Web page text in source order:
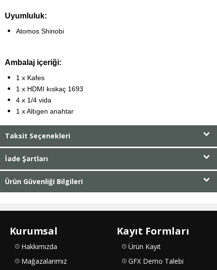
Uyumluluk:
Atomos Shinobi
Ambalaj içeriği:
1 x Kafes
1 x HDMI kıskaç 1693
4 x 1/4 vida
1 x Altıgen anahtar
Taksit Seçenekleri
İade Şartları
Ürün Güvenliği Bilgileri
Kurumsal
Hakkımızda
Mağazalarımız
Kayıt Formları
Ürün Kayıt
GFX Demo Talebi